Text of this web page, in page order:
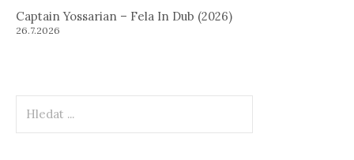
Captain Yossarian – Fela In Dub (2026)
26.7.2026